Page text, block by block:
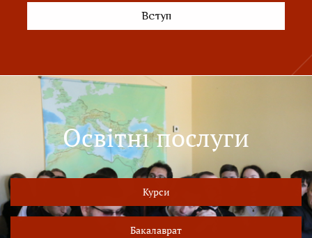
Вступ
Освітні послуги
Курси
Бакалаврат